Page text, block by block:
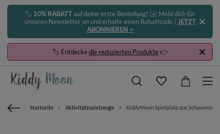
🏷️ 10% RABATTauf deine erste Bestellung! ✉️ Meld dich für
unseren Newsletter an und erhalte einen Rabattcode | JETZT
ABONNIEREN >
🏷️ Entdeckedie reduzierten Produkte👉
Startseite Aktivitätsspielzeuge KiddyMoon Spielplatz aus